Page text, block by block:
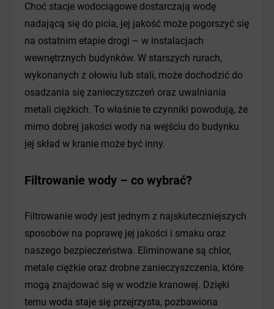
Choć stacje wodociągowe dostarczają wodę
nadającą się do picia, jej jakość może pogorszyć się
na ostatnim etapie drogi – w instalacjach
wewnętrznych budynków. W starszych rurach,
wykonanych z ołowiu lub stali, może dochodzić do
osadzania się zanieczyszczeń oraz uwalniania
metali ciężkich. To właśnie te czynniki powodują, że
mimo dobrej jakości wody na wejściu do budynku
jej skład w kranie może być inny.
Filtrowanie wody – co wybrać?
Filtrowanie wody jest jednym z najskuteczniejszych
sposobów na poprawę jej jakości i smaku oraz
naszego bezpieczeństwa. Eliminowane są chlor,
metale ciężkie oraz drobne zanieczyszczenia, które
mogą znajdować się w wodzie kranowej. Dzięki
temu woda staje się przejrzysta, pozbawiona